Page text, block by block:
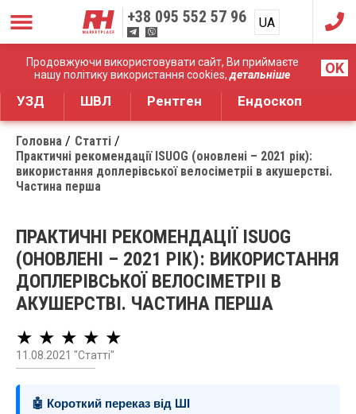
Продовжуючи використовувати сайт, Ви приймаєте
нашу політику використання cookies,детальніше OK
+38 095 552 57 96 UA
RU
Дистрибуція медичного обладнання
УЗД ШВЛ Рентген Ендоскоп
Головна
Статті
Практичні рекомендації ISUOG (оновлені – 2021 рік):
використання доплерівської велосіметріі в акушерстві.
Частина перша
ПРАКТИЧНІ РЕКОМЕНДАЦІЇ ISUOG
(ОНОВЛЕНІ – 2021 РІК): ВИКОРИСТАННЯ
ДОПЛЕРІВСЬКОЇ ВЕЛОСІМЕТРІІ В
АКУШЕРСТВІ. ЧАСТИНА ПЕРША
★ ★ ★ ★ ★
11.08.2021 "Статті"
🤖 Короткий переказ від ШІ